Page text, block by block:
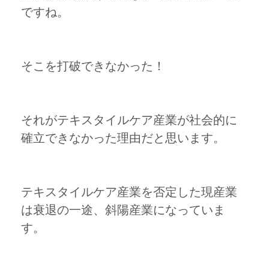
ですね。
そこを打破できなかった！
それがテキスタイルケア産業が社会的に
確立できなかった理由だと思います。
テキスタイルケア産業を否定した現産業
は衰退の一途、斜陽産業になっていま
す。